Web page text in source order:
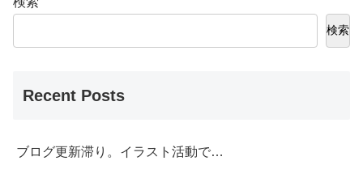
検索
Recent Posts
ブログ更新滞り。イラスト活動で…